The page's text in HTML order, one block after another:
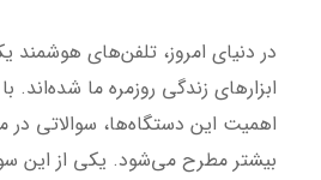
در دنیای امروز، تلفن‌های هوشمند
ابزارهای زندگی روزمره ما شده‌اند.
اهمیت این دستگاه‌ها، سوالاتی در
بیشتر مطرح می‌شود. یکی از این